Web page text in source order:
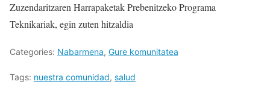
Zuzendaritzaren Harrapaketak Prebenitzeko Programa
Teknikariak, egin zuten hitzaldia
Categories: Nabarmena, Gure komunitatea
Tags: nuestra comunidad, salud